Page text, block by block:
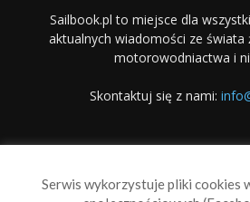
Sailbook.pl to miejsce dla
aktualnych wiadomości ze świata
motorowodniactwa i
Skontaktuj się z nami:
Serwis wykorzystuje pliki cookies